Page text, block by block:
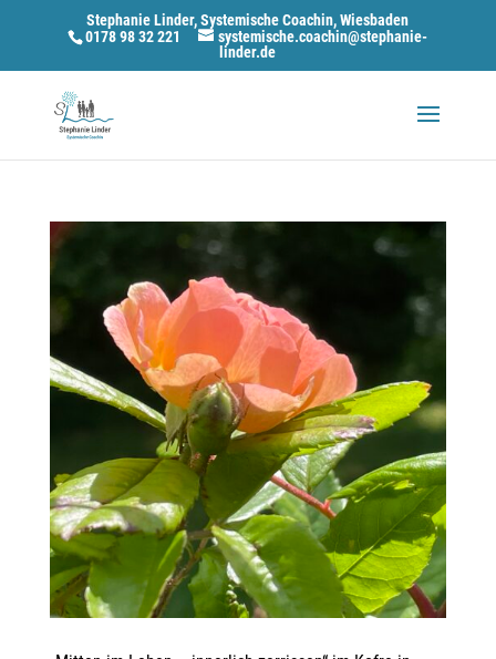
Stephanie Linder, Systemische Coachin, Wiesbaden
0178 98 32 221
systemische.coachin@stephanie-
linder.de